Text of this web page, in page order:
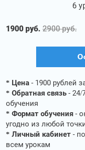
6
1900 руб. 2900 руб.
* Цена - 1900 рублей
* Обратная связь - 24/
обучения
* Формат обучения -
угодно из любой
* Личный кабинет -
всем урокам